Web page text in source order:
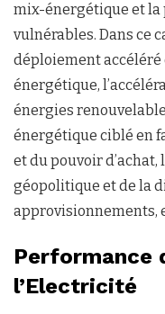
mix-énergétique et la
vulnérables. Dans ce
déploiement accéléré
énergétique,
énergies
énergétique ciblé en
et du pouvoir
géopolitique et de la
approvisionnements,
Performance
l’Electricité